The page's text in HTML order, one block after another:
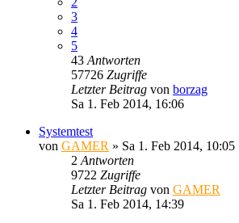
3
4
5
43 Antworten
57726 Zugriffe
Letzter Beitrag von borzag
Sa 1. Feb 2014, 16:06
Systemtest
von GAMER » Sa 1. Feb 2014, 10:05
2 Antworten
9722 Zugriffe
Letzter Beitrag von GAMER
Sa 1. Feb 2014, 14:39